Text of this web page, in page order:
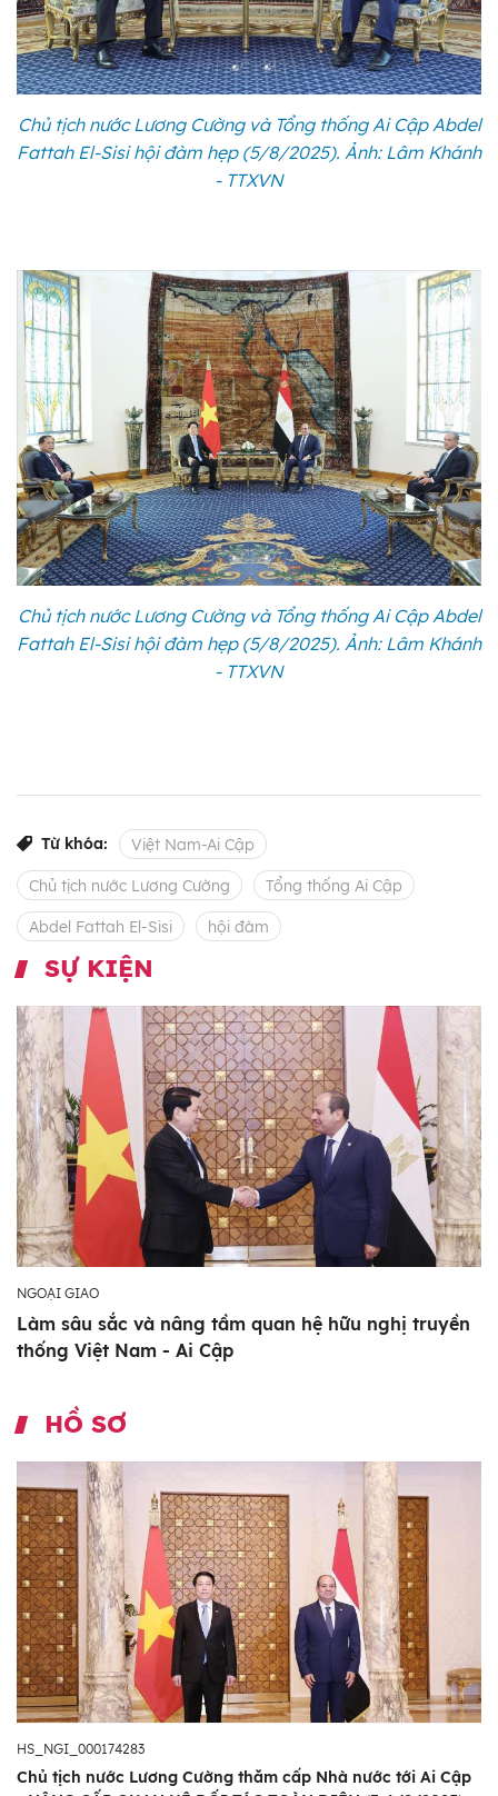
Chủ tịch nước Lương Cường và Tổng thống Ai Cập Abdel
Fattah El-Sisi hội đàm hẹp (5/8/2025). Ảnh: Lâm Khánh
- TTXVN
Chủ tịch nước Lương Cường và Tổng thống Ai Cập Abdel
Fattah El-Sisi hội đàm hẹp (5/8/2025). Ảnh: Lâm Khánh
- TTXVN
Từ khóa: Việt Nam-Ai Cập
Chủ tịch nước Lương Cường Tổng thống Ai Cập
Abdel Fattah El-Sisi hội đàm
SỰ KIỆN
NGOẠI GIAO
Làm sâu sắc và nâng tầm quan hệ hữu nghị truyền
thống Việt Nam - Ai Cập
HỒ SƠ
HS_NGI_000174283
Chủ tịch nước Lương Cường thăm cấp Nhà nước tới Ai Cập